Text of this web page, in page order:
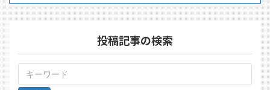
投稿記事の検索